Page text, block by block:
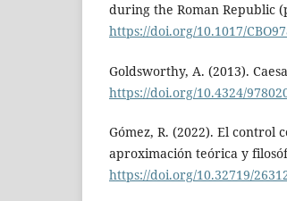
during the Roman Republic
https://doi.org/10.1017/
Goldsworthy, A. (2013).
https://doi.org/10.4324/
Gómez, R. (2022). El control
aproximación teórica y
https://doi.org/10.32719/